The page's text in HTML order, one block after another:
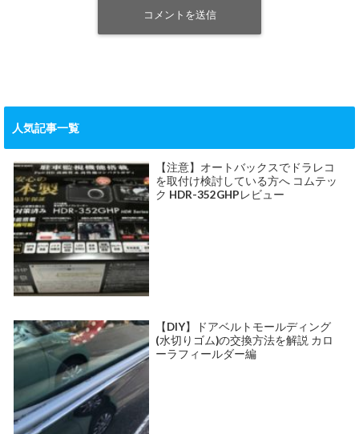
人気記事一覧
【注意】オートバックスでドラレコ
を取付け検討している方へ コムテッ
ク HDR-352GHPレビュー
【DIY】ドアベルトモールディング
(水切りゴム)の交換方法を解説 カロ
ーラフィールダー編